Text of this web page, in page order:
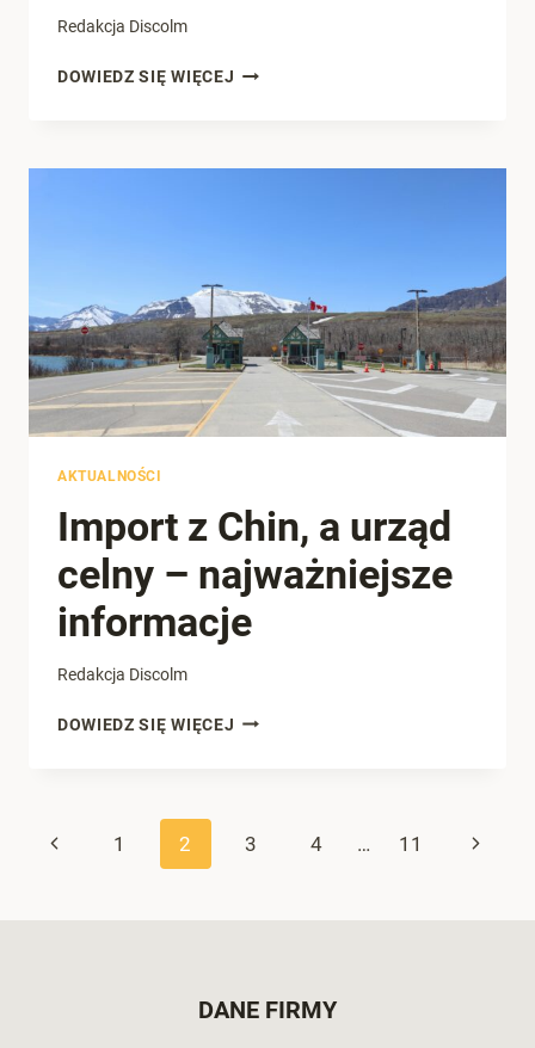
Redakcja Discolm
DOWIEDZ SIĘ WIĘCEJ ZAOSTRZONE
WOBEC
CO
WARTO
WIEDZIEĆ?
AKTUALNOŚCI
Import z Chin, a urząd
celny – najważniejsze
informacje
Redakcja Discolm
DOWIEDZ SIĘ WIĘCEJ IMPORT
CELNY
Nawigacja
Poprzednia
1 2 3 4 … 11
DANE FIRMY